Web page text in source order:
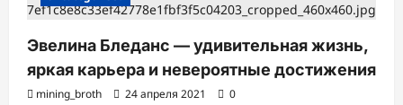
Эвелина Бледанс — удивительная жизнь,
яркая карьера и невероятные достижения
mining_broth 24 апреля 2021 0